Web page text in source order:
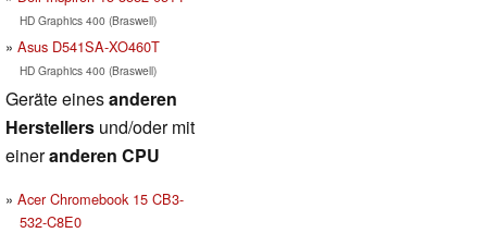
HD Graphics 400 (Braswell)
Asus D541SA-XO460T
HD Graphics 400 (Braswell)
Geräte einesanderen
Herstellers und/oder mit
eineranderen CPU
Acer Chromebook 15 CB3-
532-C8E0